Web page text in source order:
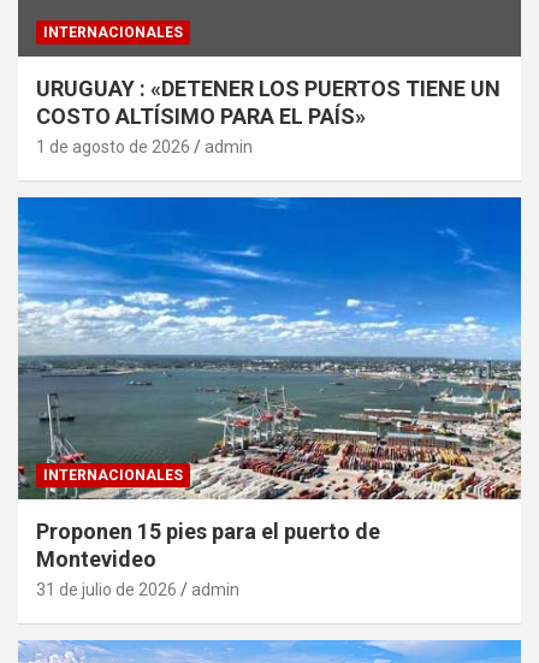
INTERNACIONALES
URUGUAY : «DETENER LOS PUERTOS TIENE UN
COSTO ALTÍSIMO PARA EL PAÍS»
1 de agosto de 2026 admin
INTERNACIONALES
Proponen 15 pies para el puerto de
Montevideo
31 de julio de 2026 admin